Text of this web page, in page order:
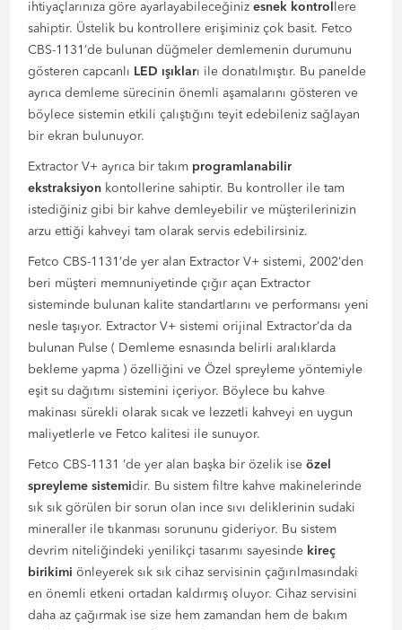
ihtiyaçlarınıza göre ayarlayabileceğinizesnek kontrol
lere
sahiptir. Üstelik bu kontrollere erişiminiz çok basit. Fetco
CBS-1131’de bulunan düğmeler demlemenin durumunu
gösteren capcanlı LED ışıkları ile donatılmıştır. Bu panelde
ayrıca demleme sürecinin önemli aşamalarını gösteren ve
böylece sistemin etkili çalıştığını teyit edebileniz sağlayan
bir ekran bulunuyor.
Extractor V+ ayrıca bir takım programlanabilir
ekstraksiyon kontollerine sahiptir. Bu kontroller ile tam
istediğiniz gibi bir kahve demleyebilir ve müşterilerinizin
arzu ettiği kahveyi tam olarak servis edebilirsiniz.
Fetco CBS-1131’de yer alan Extractor V+ sistemi, 2002’den
beri müşteri memnuniyetinde çığır açan Extractor
sisteminde bulunan kalite standartlarını ve performansı yeni
nesle taşıyor. Extractor V+ sistemi orijinal Extractor’da da
bulunan Pulse ( Demleme esnasında belirli aralıklarda
bekleme yapma ) özelliğini ve Özel spreyleme yöntemiyle
eşit su dağıtımı sistemini içeriyor. Böylece bu kahve
makinası sürekli olarak sıcak ve lezzetli kahveyi en uygun
maliyetlerle ve Fetco kalitesi ile sunuyor.
Fetco CBS-1131 ’de yer alan başka bir özelik iseözel
spreyleme sistemidir. Bu sistem filtre kahve makinelerinde
sık sık görülen bir sorun olan ince sıvı deliklerinin sudaki
mineraller ile tıkanması sorununu gideriyor. Bu sistem
devrim niteliğindeki yenilikçi tasarımı sayesinde kireç
birikimi önleyerek sık sık cihaz servisinin çağırılmasındaki
en önemli etkeni ortadan kaldırmış oluyor. Cihaz servisini
daha az çağırmak ise size hem zamandan hem de bakım